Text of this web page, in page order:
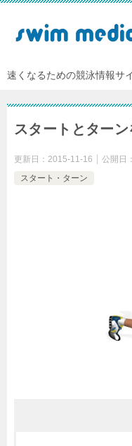
速くなるための競泳情報サ
スタートとター
更新日： 2015-11-16 公開日：
スタート・ターン